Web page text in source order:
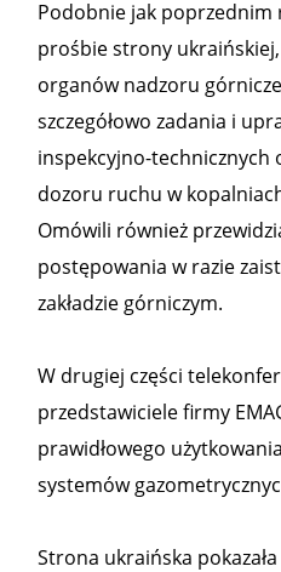
Podobnie jak poprzednim
prośbie strony
organów nadzoru
szczegółowo zadania i
inspekcyjno-
dozoru ruchu w
Omówili również
postępowania w razie
zakładzie górniczym.
W drugiej części
przedstawiciele firmy
prawidłowego
systemów
Strona ukraińska